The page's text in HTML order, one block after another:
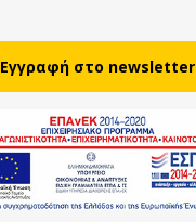
Eγγραφή στο newsletter